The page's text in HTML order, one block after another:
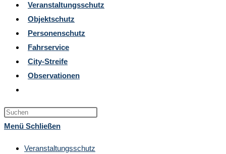
Veranstaltungsschutz
Objektschutz
Personenschutz
Fahrservice
City-Streife
Observationen
umschalten
Menü Schließen
Veranstaltungsschutz